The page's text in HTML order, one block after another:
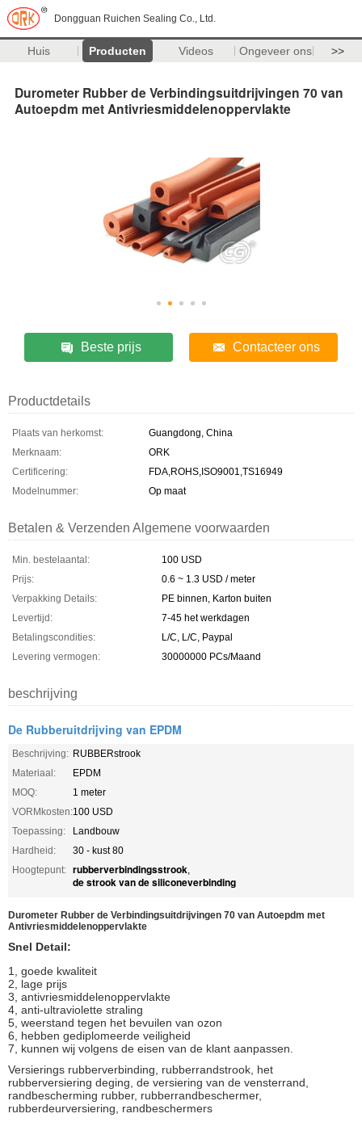
Dongguan Ruichen Sealing Co., Ltd.
Huis Producten Videos Ongeveer ons >>
Durometer Rubber de Verbindingsuitdrijvingen 70 van
Autoepdm met Antivriesmiddelenoppervlakte
Beste prijs Contacteer ons
Productdetails
Plaats van herkomst:
Guangdong, China
Merknaam:
ORK
Certificering:
FDA,ROHS,ISO9001,TS16949
Modelnummer:
Op maat
Betalen & Verzenden Algemene voorwaarden
Min. bestelaantal:
100 USD
Prijs:
0.6 ~ 1.3 USD / meter
Verpakking Details:
PE binnen, Karton buiten
Levertijd:
7-45 het werkdagen
Betalingscondities:
L/C, L/C, Paypal
Levering vermogen:
30000000 PCs/Maand
beschrijving
De Rubberuitdrijving van EPDM
Beschrijving: RUBBERstrook
Materiaal:
EPDM
MOQ:
1 meter
VORMkosten:100 USD
Toepassing:
Landbouw
Hardheid:
30 - kust 80
Hoogtepunt: rubberverbindingsstrook,
de strook van de siliconeverbinding
Durometer Rubber de Verbindingsuitdrijvingen 70 van Autoepdm met
Antivriesmiddelenoppervlakte
Snel Detail:
1, goede kwaliteit
2, lage prijs
3, antivriesmiddelenoppervlakte
4, anti-ultraviolette straling
5, weerstand tegen het bevuilen van ozon
6, hebben gediplomeerde veiligheid
7, kunnen wij volgens de eisen van de klant aanpassen.
Versierings rubberverbinding, rubberrandstrook, het
rubberversiering deging, de versiering van de vensterrand,
randbescherming rubber, rubberrandbeschermer,
rubberdeurversiering, randbeschermers